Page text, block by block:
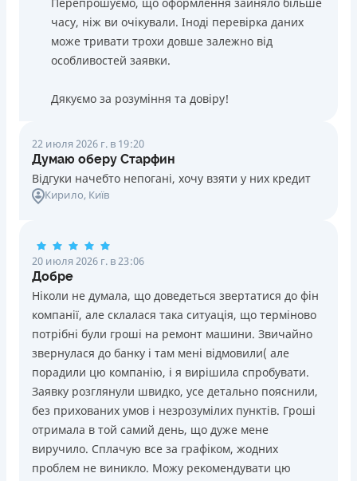
часу, ніж ви очікували. Іноді перевірка даних
може тривати трохи довше залежно від
особливостей заявки.
Дякуємо за розуміння та довіру!
22 июля 2026 г. в 19:20
Думаю оберу Старфин
Відгуки начебто непогані, хочу взяти у них кредит
Кирило, Київ
20 июля 2026 г. в 23:06
Добре
Ніколи не думала, що доведеться звертатися до фін
компанії, але склалася така ситуація, що терміново
потрібні були гроші на ремонт машини. Звичайно
звернулася до банку і там мені відмовили( але
порадили цю компанію, і я вирішила спробувати.
Заявку розглянули швидко, усе детально пояснили,
без прихованих умов і незрозумілих пунктів. Гроші
отримала в той самий день, що дуже мене
виручило. Сплачую все за графіком, жодних
проблем не виникло. Можу рекомендувати цю